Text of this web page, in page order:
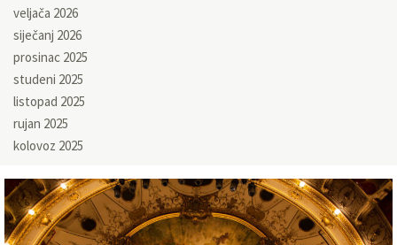
veljača 2026
siječanj 2026
prosinac 2025
studeni 2025
listopad 2025
rujan 2025
kolovoz 2025